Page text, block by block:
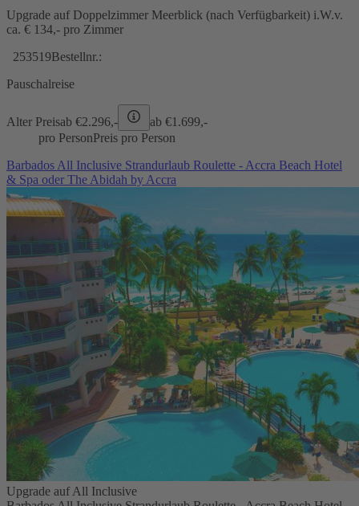
Upgrade auf Doppelzimmer Meerblick (nach Verfügbarkeit) i.W.v.
ca. € 134,- pro Zimmer
253519Bestellnr.:
Pauschalreise
Alter Preisab €2.296,- ab €1.699,-
pro PersonPreis pro Person
Barbados All Inclusive Strandurlaub Roulette - Accra Beach Hotel
& Spa oder The Abidah by Accra
Upgrade auf All Inclusive